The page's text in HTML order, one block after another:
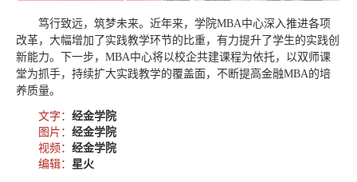
笃行致远，筑梦未来。近年来，学院MBA中心深入推进各项
改革，大幅增加了实践教学环节的比重，有力提升了学生的实践创
新能力。下一步，MBA中心将以校企共建课程为依托，以双师课
堂为抓手，持续扩大实践教学的覆盖面，不断提高金融MBA的培
养质量。
文字： 经金学院
图片： 经金学院
视频： 经金学院
编辑： 星火